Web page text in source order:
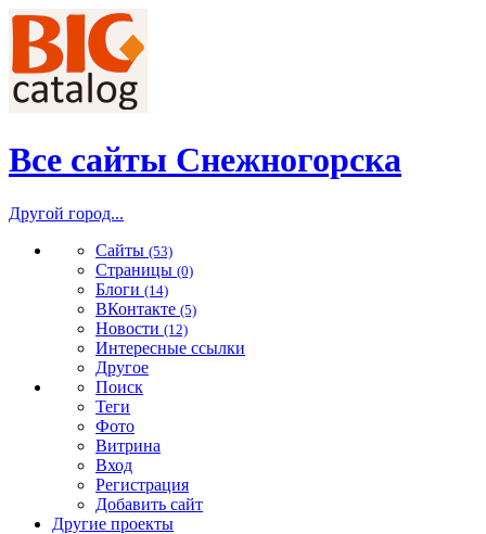
Все сайты Снежногорска
Другой город...
Сайты (53)
Страницы (0)
Блоги (14)
ВКонтакте (5)
Новости (12)
Интересные ссылки
Другое
Поиск
Теги
Фото
Витрина
Вход
Регистрация
Добавить сайт
Другие проекты